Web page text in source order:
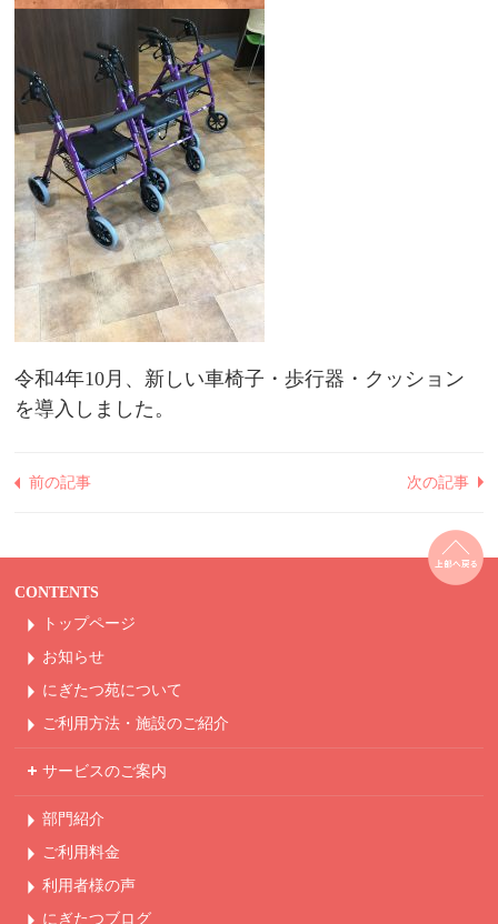
令和4年10月、新しい車椅子・歩行器・クッション
を導入しました。
前の記事 次の記事
CONTENTS
トップページ
お知らせ
にぎたつ苑について
ご利用方法・ 施設のご紹介
サービスのご案内
部門紹介
ご利用料金
利用者様の声
にぎたつブログ